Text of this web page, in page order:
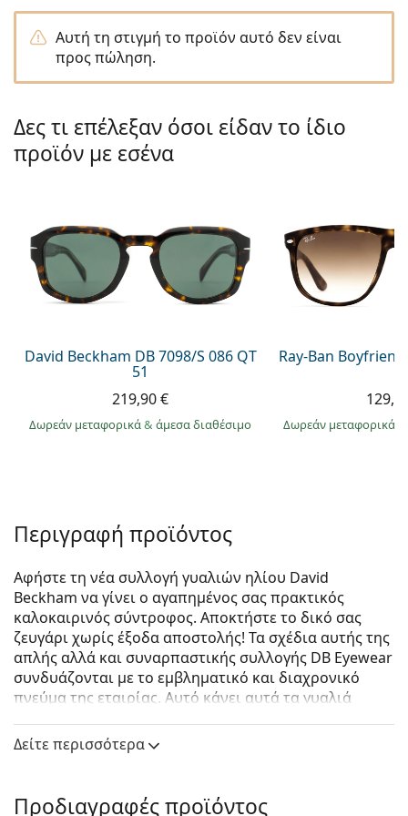
Persol
Prada
Όλες οι μάρκες
Αυτή τη στιγμή το προϊόν αυτό δεν είναι
προς πώληση.
Δες τι επέλεξαν όσοι είδαν το ίδιο
προϊόν με εσένα
David Beckham DB 7098/S 086 QT
51
219,90 €
Δωρεάν μεταφορικά& άμεσα διαθέσιμο
Ray-Ban
Δωρεάν μεταφορικά
Περιγραφή προϊόντος
Αφήστε τη νέα συλλογή γυαλιών ηλίου David
Beckham να γίνει ο αγαπημένος σας πρακτικός
καλοκαιρινός σύντροφος. Αποκτήστε το δικό σας
ζευγάρι χωρίς έξοδα αποστολής! Τα σχέδια αυτής της
απλής αλλά και συναρπαστικής συλλογής DB Eyewear
συνδυάζονται με το εμβληματικό και διαχρονικό
πνεύμα της εταιρίας. Αυτό κάνει αυτά τα γυαλιά
της μόδας. Αυτή η συλλογή γυαλιών ηλίου που
δημιουργήθηκε σε συνεργασία με την Safilo, έναν από
κόσμο, είναι κατάλληλη για κάθε δυνατό άντρα που
Δείτε περισσότερα
Προδιαγραφές προϊόντος